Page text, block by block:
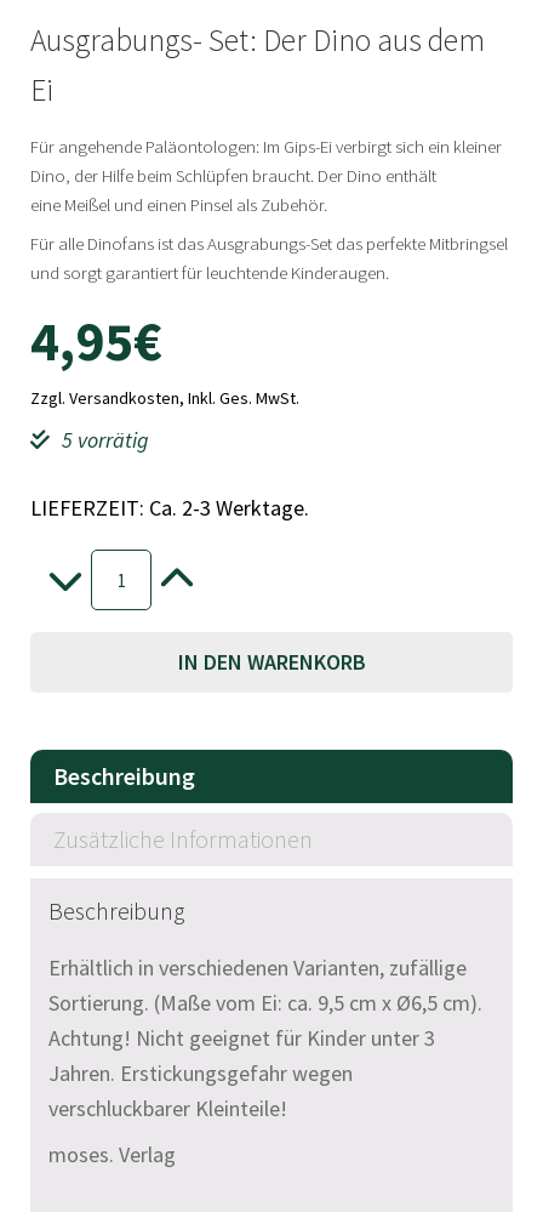
Ausgrabungs- Set: Der Dino aus dem
Ei
Für angehende Paläontologen: Im Gips-Ei verbirgt sich ein kleiner
Dino, der Hilfe beim Schlüpfen braucht. Der Dino enthält
eine Meißel und einen Pinsel als Zubehör.
Für alle Dinofans ist das Ausgrabungs-Set das perfekte Mitbringsel
und sorgt garantiert für leuchtende Kinderaugen.
4,95€
Zzgl. Versandkosten, Inkl. Ges. MwSt.
5 vorrätig
LIEFERZEIT: Ca. 2-3 Werktage.
-
moses
Der
Dino
Sortierung)
Menge
+
IN DEN WARENKORB
Beschreibung
Zusätzliche Informationen
Beschreibung
Erhältlich in verschiedenen Varianten, zufällige
Sortierung. (Maße vom Ei: ca. 9,5 cm x Ø6,5 cm).
Achtung! Nicht geeignet für Kinder unter 3
Jahren. Erstickungsgefahr wegen
verschluckbarer Kleinteile!
moses. Verlag